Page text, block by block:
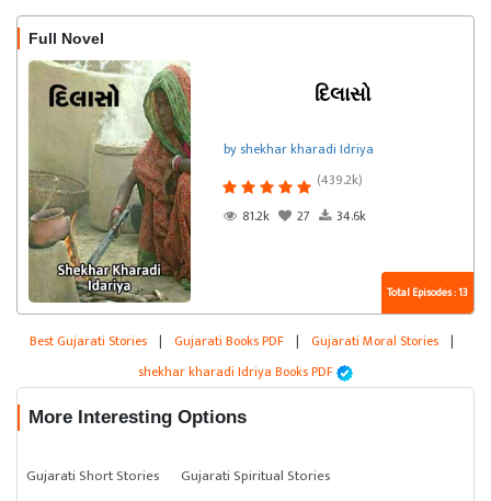
Full Novel
દિલાસો
by shekhar kharadi Idriya
(439.2k)
81.2k
27 34.6k
Total Episodes : 13
Best Gujarati Stories | Gujarati Books PDF | Gujarati Moral Stories |
shekhar kharadi Idriya Books PDF
More Interesting Options
Gujarati Short Stories
Gujarati Spiritual Stories